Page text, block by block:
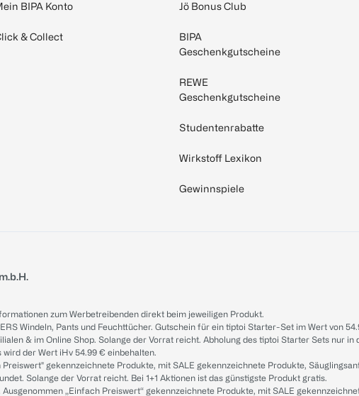
BIPA Konto
& Collect
Jö Bonus Club
BIPA
Geschenkgutscheine
REWE
Geschenkgutscheine
Studentenrabatte
Wirkstoff Lexikon
Gewinnspiele
zum Werbetreibenden direkt beim jeweiligen Produkt.
Windeln, Pants und Feuchttücher. Gutschein für ein tiptoi Starter-Set im Wert von
& im Online Shop. Solange der Vorrat reicht. Abholung des tiptoi Starter Sets nur
der Wert iHv 54.99 € einbehalten.
Preiswert" gekennzeichnete Produkte, mit SALE gekennzeichnete Produkte,
Solange der Vorrat reicht. Bei 1+1 Aktionen ist das günstigste Produkt gratis.
Ausgenommen „Einfach Preiswert“ gekennzeichnete Produkte, mit SALE